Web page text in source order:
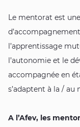
Le mentorat est
l’apprentissage
l’autonomie et le
accompagnée en
s’adaptent à la / au
A l’Afev, les